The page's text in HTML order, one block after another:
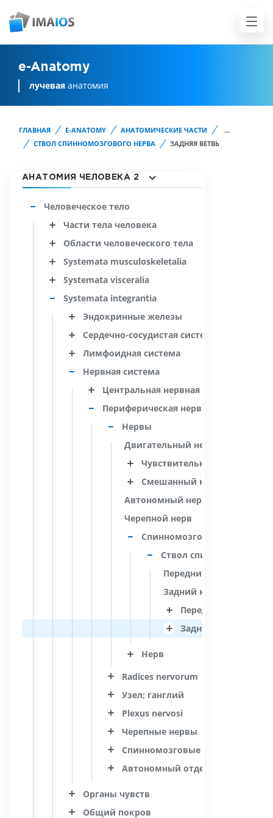
e-Anatomy
лучевая анатомия
ГЛАВНАЯ E-ANATOMY АНАТОМИЧЕСКИЕ ЧАСТИ
...
СТВОЛ СПИННОМОЗГОВОГО НЕРВА
ЗАДНЯЯ ВЕТВЬ
АНАТОМИЯ ЧЕЛОВЕКА 2
Человеческое тело
Части тела человека
Области человеческого тела
Systemata musculoskeletalia
Systemata visceralia
Systemata integrantia
Эндокринные железы
Сердечно-сосудистая система
Лимфоидная система
Нервная система
Центральная нервная система
Периферическая нервная система
Нервы
Двигательный нерв
Чувствительный нерв
Смешанный нерв
Автономный нерв
Черепной нерв
Спинномозговой нерв
Ствол спинномозгового
Передний корешок;
Задний корешок;
Передняя ветвь
Задняя ветвь
Нерв
Radices nervorum
Узел; ганглий
Plexus nervosi
Черепные нервы
Спинномозговые нервы
Автономный отдел; автономная
Органы чувств
Общий покров